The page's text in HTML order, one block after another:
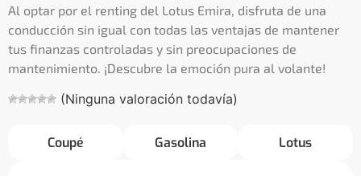
Al optar por el renting del Lotus Emira, disfruta de una
conducción sin igual con todas las ventajas de mantener
tus finanzas controladas y sin preocupaciones de
mantenimiento. ¡Descubre la emoción pura al volante!
(Ninguna valoración todavía)
Coupé Gasolina Lotus